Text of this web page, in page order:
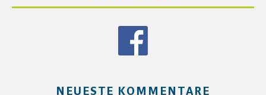
NEUESTE KOMMENTARE